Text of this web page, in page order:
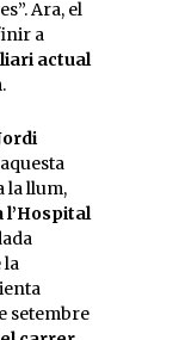
Ara, el
a
actual
la llum,
l’Hospital
la
setembre